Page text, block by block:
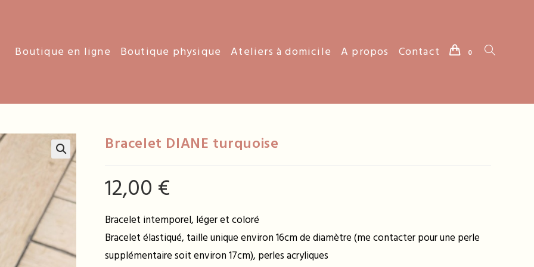
Boutique en ligne Boutique physique Ateliers à domicile A propos Contact 0 Toggle
Bracelet DIANE turquoise
12,00 €
Bracelet intemporel, léger et coloré
Bracelet élastiqué, taille unique environ 16cm de diamètre (me contacter pour une perle
supplémentaire soit environ 17cm), perles acryliques